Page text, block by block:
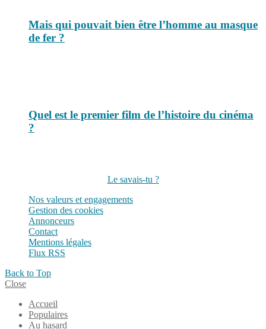
Mais qui pouvait bien être l’homme au masque
de fer ?
Quel est le premier film de l’histoire du cinéma
?
Le savais-tu ?
Nos valeurs et engagements
Gestion des cookies
Annonceurs
Contact
Mentions légales
Flux RSS
Back to Top
Close
Accueil
Populaires
Au hasard